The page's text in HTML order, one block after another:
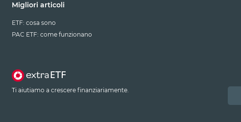
Migliori articoli
ETF: cosa sono
PAC ETF: come funzionano
Ti aiutiamo a crescere finanziariamente.